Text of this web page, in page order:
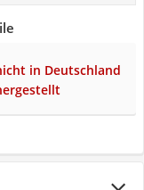
in Deutschland